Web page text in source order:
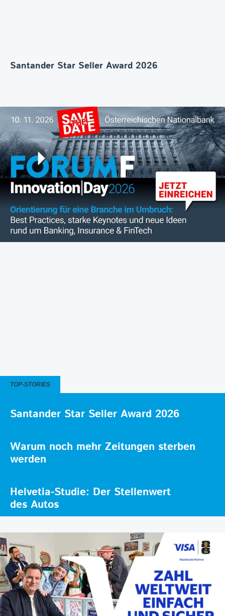
Santander Star Seller Award 2026
TOP-STORIES
Santander Star Seller Award 2026
Warum noch mehr Zeitungen sterben
werden
Helvetia-Studie: Der Stellenwert
des Autos